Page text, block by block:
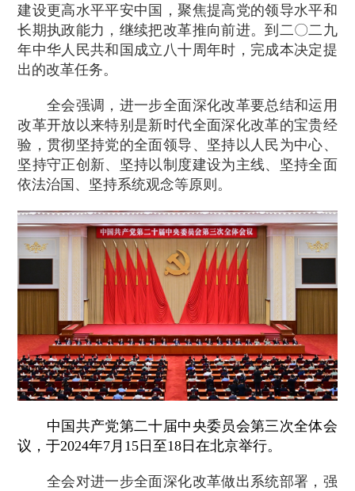
建设更高水平平安中国，聚焦提高党的领导水平和
长期执政能力，继续把改革推向前进。到二〇二九
年中华人民共和国成立八十周年时，完成本决定提
出的改革任务。
全会强调，进一步全面深化改革要总结和运用
改革开放以来特别是新时代全面深化改革的宝贵经
验，贯彻坚持党的全面领导、坚持以人民为中心、
坚持守正创新、坚持以制度建设为主线、坚持全面
依法治国、坚持系统观念等原则。
中国共产党第二十届中央委员会第三次全体会
议，于2024年7月15日至18日在北京举行。
全会对进一步全面深化改革做出系统部署，强